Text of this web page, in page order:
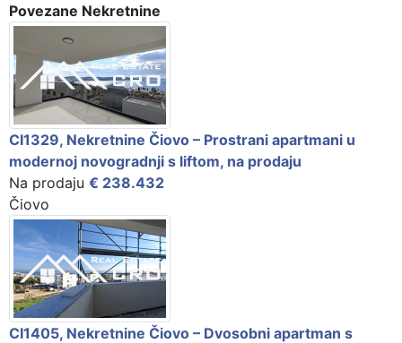
Povezane Nekretnine
CI1329, Nekretnine Čiovo – Prostrani apartmani u
modernoj novogradnji s liftom, na prodaju
Na prodaju € 238.432
Čiovo
CI1405, Nekretnine Čiovo – Dvosobni apartman s